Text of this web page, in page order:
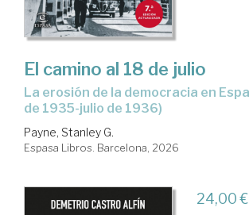
El camino al 18 de julio
La erosión de la democracia en España (diciembre
de 1935-julio de 1936)
Payne, Stanley G.
Espasa Libros. Barcelona, 2026
24,00 €